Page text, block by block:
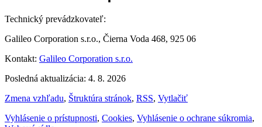
Technický prevádzkovateľ:
Galileo Corporation s.r.o., Čierna Voda 468, 925 06
Kontakt: Galileo Corporation s.r.o.
Posledná aktualizácia: 4. 8. 2026
Zmena vzhľadu, Štruktúra stránok, RSS, Vytlačiť
Vyhlásenie o prístupnosti, Cookies, Vyhlásenie o ochrane súkromia,